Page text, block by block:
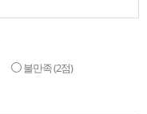
불만족(2점)